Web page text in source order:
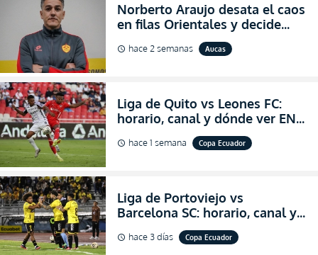
Norberto Araujo desata el caos
en filas Orientales y decide
abandonar la dirección técnica
de Aucas
schedule hace 2 semanas Aucas
Liga de Quito vs Leones FC:
horario, canal y dónde ver EN
VIVO los octavos de final de la
Copa Ecuador 2026
schedule hace 1 semana Copa Ecuador
Liga de Portoviejo vs
Barcelona SC: horario, canal y
dónde ver EN VIVO los octavos
de final de la Copa Ecuador
schedule hace 3 días Copa Ecuador